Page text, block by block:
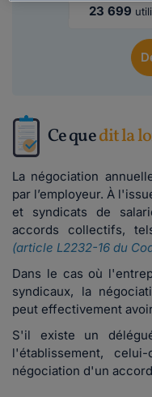
23 699
Ce quedit la
La négociation
par l’employeur. À
et syndicats de
accords collectifs,
(article L2232-16 du
Dans le cas où
syndicaux, la
peut effectivement
S'il existe un
l'établissement,
négociation d'un